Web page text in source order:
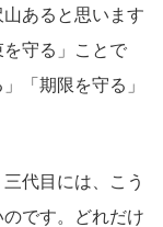
あると思います
守る」ことで
「期限を守る」
代目には、こう
です。どれだけ